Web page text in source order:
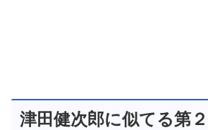
津田健次郎に似てる第